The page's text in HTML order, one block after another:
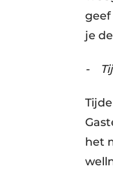
je
-
het